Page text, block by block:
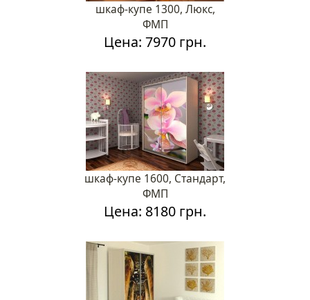
шкаф-купе 1300, Люкс,
ФМП
Цена: 7970 грн.
шкаф-купе 1600, Стандарт,
ФМП
Цена: 8180 грн.